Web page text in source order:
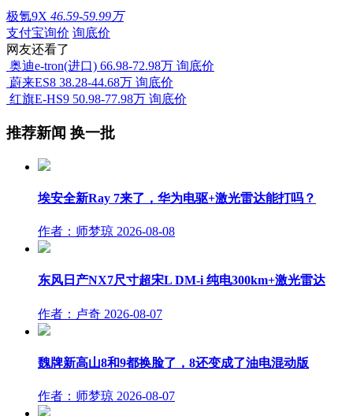
极氪9X 46.59-59.99万
支付宝询价 询底价
网友还看了
奥迪e-tron(进口) 66.98-72.98万 询底价
蔚来ES8 38.28-44.68万 询底价
红旗E-HS9 50.98-77.98万 询底价
推荐新闻 换一批
埃安全新Ray 7来了，华为电驱+激光雷达能打吗？
作者：师梦琼 2026-08-08
东风日产NX7尺寸超宋L DM-i 纯电300km+激光雷达
作者：卢奇 2026-08-07
魏牌新高山8和9都换脸了，8还变成了油电混动版
作者：师梦琼 2026-08-07